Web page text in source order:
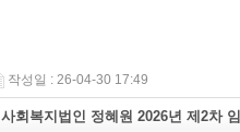
작성일 : 26-04-30 17:49
사회복지법인 정혜원 2026년 제2차